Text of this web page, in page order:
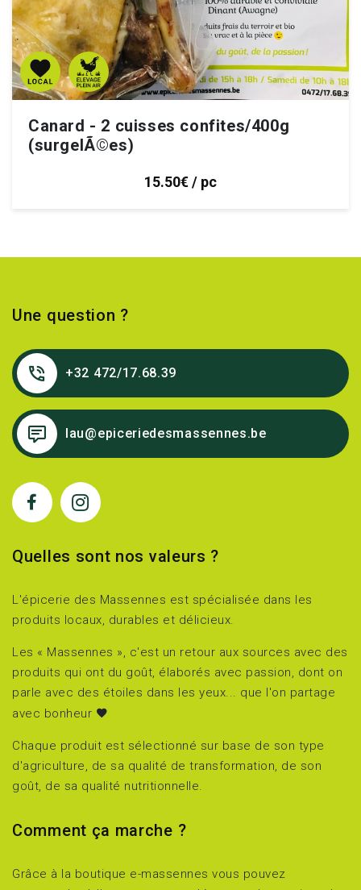
Canard - 2 cuisses confites/400g
(surgelÃ©es)
15.50€ / pc
Une question ?
+32 472/17.68.39
lau@epiceriedesmassennes.be
Quelles sont nos valeurs ?
L'épicerie des Massennes est spécialisée dans les
produits locaux, durables et délicieux.
Les « Massennes », c'est un retour aux sources avec des
produits qui ont du goût, élaborés avec passion, dont on
parle avec des étoiles dans les yeux... que l'on partage
avec bonheur
Chaque produit est sélectionné sur base de son type
d'agriculture, de sa qualité de transformation, de son
goût, de sa qualité nutritionnelle.
Comment ça marche ?
Grâce à la boutique e-massennes vous pouvez